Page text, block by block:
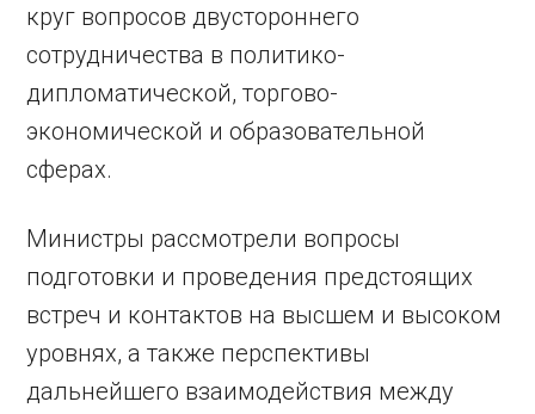
круг вопросов двустороннего
сотрудничества в политико-
дипломатической, торгово-
экономической и образовательной
сферах.
Министры рассмотрели вопросы
подготовки и проведения предстоящих
встреч и контактов на высшем и высоком
уровнях, а также перспективы
дальнейшего взаимодействия между